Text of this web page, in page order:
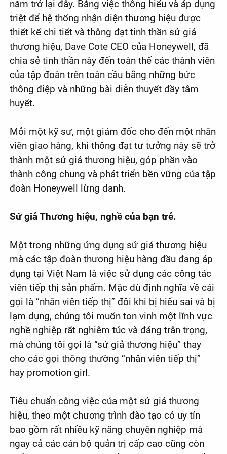
năm trở lại đây. Bằng việc thông hiểu và áp dụng
triệt để hệ thống nhận diện thương hiệu được
thiết kế chi tiết và thông đạt tinh thần sứ giá
thương hiệu, Dave Cote CEO của Honeywell, đã
chia sẻ tinh thần này đến toàn thể các thành viên
của tập đoàn trên toàn cầu bằng những bức
thông điệp và những bài diễn thuyết đầy tâm
huyết.
Mỗi một kỹ sư, một giám đốc cho đến một nhân
viên giao hàng, khi thông đạt tư tưởng này sẽ trở
thành một sứ giá thương hiệu, góp phần vào
thành công chung và phát triển bền vững của tập
đoàn Honeywell lừng danh.
Sứ giả Thương hiệu, nghề của bạn trẻ.
Một trong những ứng dụng sứ giả thương hiệu
mà các tập đoàn thương hiệu hàng đầu đang áp
dụng tại Việt Nam là việc sử dụng các công tác
viên tiếp thị sản phẩm. Mặc dù định nghĩa về cái
gọi là “nhân viên tiếp thị” đôi khi bị hiểu sai và bị
lạm dụng, chúng tôi muốn ton vinh một lĩnh vực
nghề nghiệp rất nghiêm túc và đáng trân trọng,
mà chúng tôi gọi là “sứ giả thương hiệu” thay
cho các gọi thông thường “nhân viên tiếp thị”
hay promotion girl.
Tiêu chuẩn công việc của một sứ giả thương
hiệu, theo một chương trình đào tạo có uy tín
bao gồm rất nhiều kỹ năng chuyên nghiệp mà
ngay cả các cán bộ quản trị cấp cao cũng còn